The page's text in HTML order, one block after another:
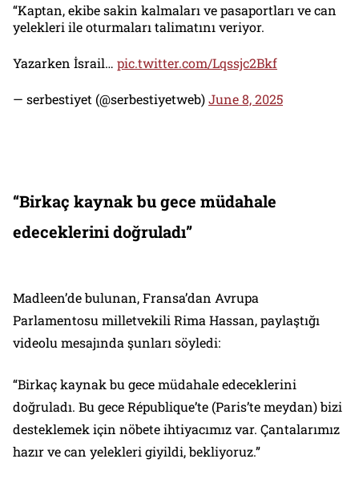
“Kaptan, ekibe sakin kalmaları ve pasaportları ve can
yelekleri ile oturmaları talimatını veriyor.
Yazarken İsrail… pic.twitter.com/Lqssjc2Bkf
— serbestiyet (@serbestiyetweb)June 8, 2025
“Birkaç kaynak bu gece müdahale
edeceklerini doğruladı”
Madleen’de bulunan, Fransa’dan Avrupa
Parlamentosu milletvekili Rima Hassan, paylaştığı
videolu mesajında şunları söyledi:
“Birkaç kaynak bu gece müdahale edeceklerini
doğruladı. Bu gece République’te (Paris’te meydan) bizi
desteklemek için nöbete ihtiyacımız var. Çantalarımız
hazır ve can yelekleri giyildi, bekliyoruz.”